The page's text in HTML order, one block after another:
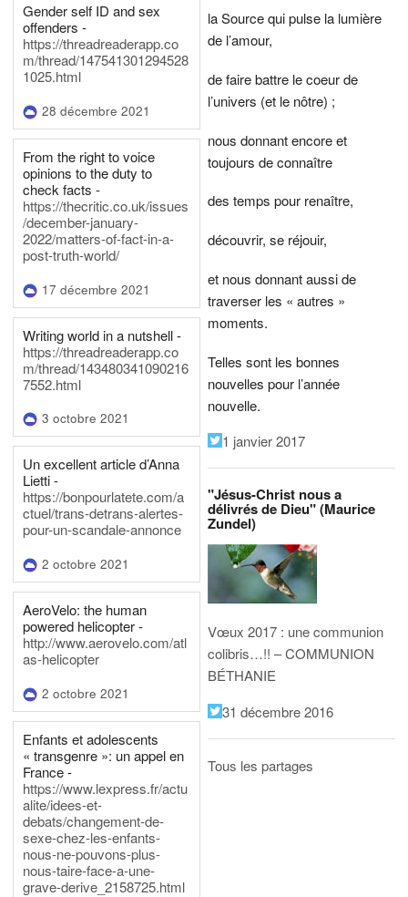
Gender self ID and sex
offenders -
https://threadreaderapp.co
m/thread/147541301294528
1025.html
28 décembre 2021
From the right to voice
opinions to the duty to
check facts -
https://thecritic.co.uk/issues
/december-january-
2022/matters-of-fact-in-a-
post-truth-world/
17 décembre 2021
Writing world in a nutshell -
https://threadreaderapp.co
m/thread/143480341090216
7552.html
3 octobre 2021
Un excellent article d’Anna
Lietti -
https://bonpourlatete.com/a
ctuel/trans-detrans-alertes-
pour-un-scandale-annonce
2 octobre 2021
AeroVelo: the human
powered helicopter -
http://www.aerovelo.com/atl
as-helicopter
2 octobre 2021
Enfants et adolescents
« transgenre »: un appel en
France -
https://www.lexpress.fr/actu
alite/idees-et-
debats/changement-de-
sexe-chez-les-enfants-
nous-ne-pouvons-plus-
nous-taire-face-a-une-
grave-derive_2158725.html
la Source qui pulse la lumière
de l’amour,
de faire battre le coeur de
l’univers (et le nôtre) ;
nous donnant encore et
toujours de connaître
des temps pour renaître,
découvrir, se réjouir,
et nous donnant aussi de
traverser les « autres »
moments.
Telles sont les bonnes
nouvelles pour l’année
nouvelle.
1 janvier 2017
"Jésus-Christ nous a
délivrés de Dieu" (Maurice
Zundel)
Vœux 2017 : une communion
colibris…!! – COMMUNION
BÉTHANIE
31 décembre 2016
Tous les partages